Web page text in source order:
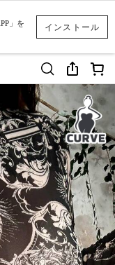
インストール
」を